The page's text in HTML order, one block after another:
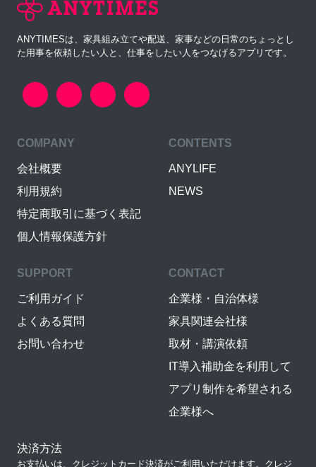
ANYTIMESは、家具組み立てや配送、家事などの日常のちょっとし
た用事を依頼したい人と、仕事をしたい人をつなげるアプリです。
COMPANY
会社概要
利用規約
特定商取引に基づく表記
個人情報保護方針
CONTENTS
ANYLIFE
NEWS
SUPPORT
ご利用ガイド
よくある質問
お問い合わせ
CONTACT
企業様・自治体様
家具関連会社様
取材・講演依頼
IT導入補助金を利用して
アプリ制作を希望される
企業様へ
決済方法
お支払いは、クレジットカード決済がご利用いただけます。クレジ